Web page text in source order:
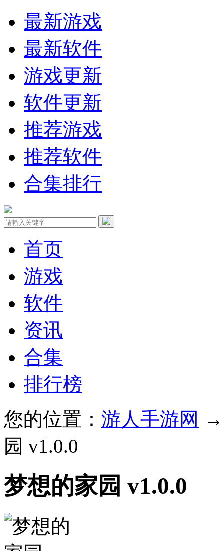
最新游戏
最新软件
游戏更新
软件更新
推荐游戏
推荐软件
合集排行
首页
游戏
软件
资讯
合集
排行榜
您的位置： 游人手游网
园 v1.0.0
梦想的家园 v1.0.0